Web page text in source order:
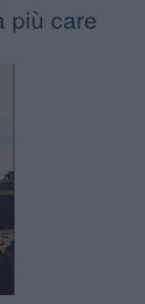
più care